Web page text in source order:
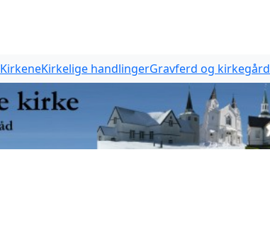
KirkeneKirkelige handlingerGravferd og kirkegård